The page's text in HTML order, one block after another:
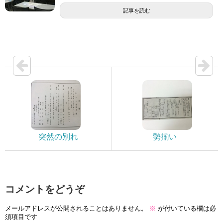
記事を読む
突然の別れ 勢揃い
コメントをどうぞ
メールアドレスが公開されることはありません。 ※ が付いている欄は必
須項目です